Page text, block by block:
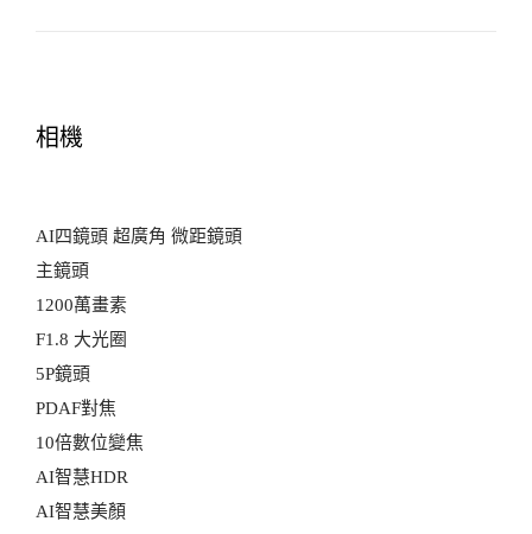
相機
AI四鏡頭 超廣角 微距鏡頭
主鏡頭
1200萬畫素
F1.8 大光圈
5P鏡頭
PDAF對焦
10倍數位變焦
AI智慧HDR
AI智慧美顏